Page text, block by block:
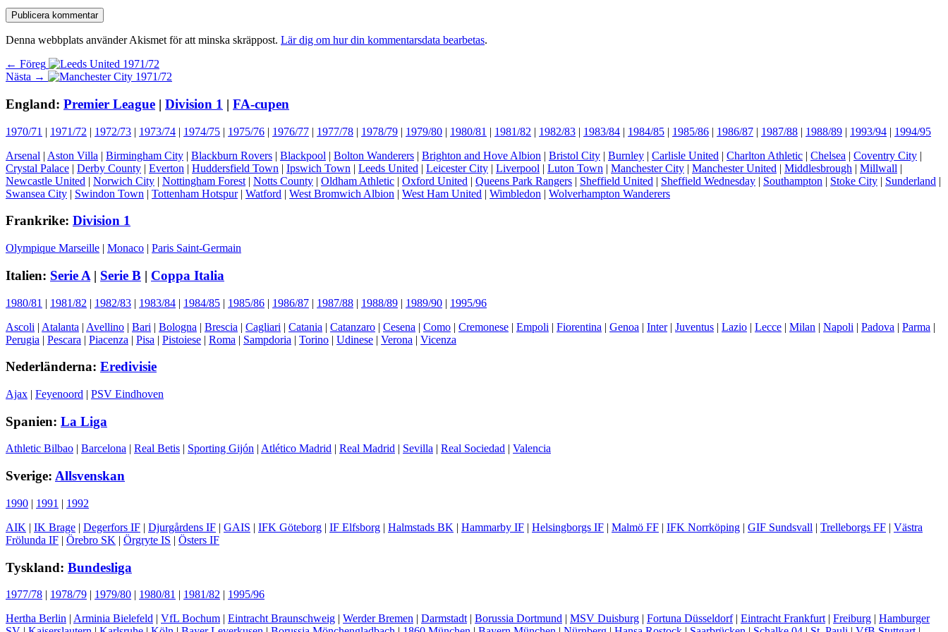
Denna webbplats använder Akismet för att minska skräppost. Lär dig om hur din kommentarsdata bearbetas.
Inläggsnavigering
← Föreg Föregående
inlägg:
Nästa → Nästa
England: Premier League | Division 1 | FA-cupen
1970/71 | 1971/72 | 1972/73 | 1973/74 | 1974/75 | 1975/76 | 1976/77 | 1977/78 | 1978/79 | 1979/80 | 1980/81 | 1981/82 | 1982/83 | 1983/84 | 1984/85 | 1985/86 | 1986/87 | 1987/88 | 1988/89 | 1993/94 | 1994/95
Arsenal | Aston Villa | Birmingham City | Blackburn Rovers | Blackpool | Bolton Wanderers | Brighton and Hove Albion | Bristol City | Burnley | Carlisle United | Charlton Athletic | Chelsea | Coventry City |
Crystal Palace | Derby County | Everton | Huddersfield Town | Ipswich Town | Leeds United | Leicester City | Liverpool | Luton Town | Manchester City | Manchester United | Middlesbrough | Millwall |
Newcastle United | Norwich City | Nottingham Forest | Notts County | Oldham Athletic | Oxford United | Queens Park Rangers | Sheffield United | Sheffield Wednesday | Southampton | Stoke City | Sunderland |
Swansea City | Swindon Town | Tottenham Hotspur| Watford | West Bromwich Albion | West Ham United | Wimbledon | Wolverhampton Wanderers
Frankrike: Division 1
Olympique Marseille | Monaco | Paris Saint-Germain
Italien: Serie A | Serie B | Coppa Italia
1980/81 | 1981/82 | 1982/83 | 1983/84 | 1984/85 | 1985/86 | 1986/87 | 1987/88 | 1988/89 | 1989/90 | 1995/96
Ascoli | Atalanta | Avellino | Bari | Bologna | Brescia | Cagliari | Catania | Catanzaro | Cesena | Como | Cremonese | Empoli | Fiorentina | Genoa | Inter| Juventus | Lazio | Lecce | Milan | Napoli | Padova | Parma |
Perugia | Pescara | Piacenza | Pisa | Pistoiese | Roma | Sampdoria | Torino | Udinese | Verona | Vicenza
Nederländerna: Eredivisie
Ajax | Feyenoord | PSV Eindhoven
Spanien: La Liga
Athletic Bilbao | Barcelona | Real Betis | Sporting Gijón | Atlético Madrid | Real Madrid | Sevilla | Real Sociedad | Valencia
Sverige: Allsvenskan
1990 | 1991 | 1992
AIK | IK Brage | Degerfors IF | Djurgårdens IF | GAIS | IFK Göteborg | IF Elfsborg | Halmstads BK | Hammarby IF | Helsingborgs IF | Malmö FF | IFK Norrköping | GIF Sundsvall | Trelleborgs FF | Västra
Frölunda IF | Örebro SK | Örgryte IS | Östers IF
Tyskland: Bundesliga
1977/78 | 1978/79 | 1979/80 | 1980/81 | 1981/82 | 1995/96
Hertha Berlin | Arminia Bielefeld | VfL Bochum | Eintracht Braunschweig | Werder Bremen | Darmstadt | Borussia Dortmund | MSV Duisburg | Fortuna Düsseldorf| Eintracht Frankfurt | Freiburg | Hamburger